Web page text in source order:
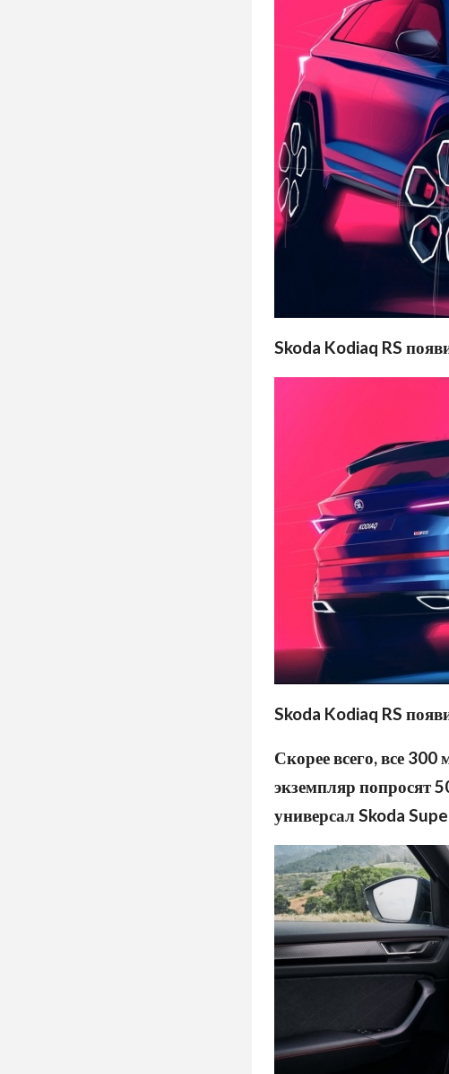
Skoda Kodiaq RS
Skoda Kodiaq RS
Скорее всего, все
экземпляр попросят
универсал Skoda